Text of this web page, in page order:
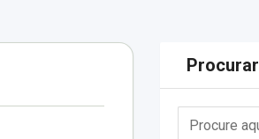
Procurar